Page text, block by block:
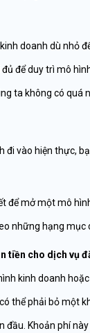
doanh dù nhỏ
để duy trì mô
ta không có quá
đi vào hiện thực,
để mở một mô
những hạng mục
tiền cho dịch vụ
kinh doanh
thể phải bỏ một
đầu. Khoản phí